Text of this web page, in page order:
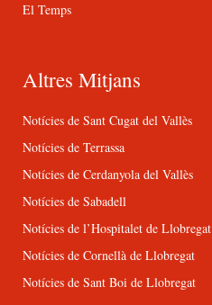
El Temps
Altres Mitjans
Notícies de Sant Cugat del Vallès
Notícies de Terrassa
Notícies de Cerdanyola del Vallès
Notícies de Sabadell
Notícies de l’Hospitalet de Llobregat
Notícies de Cornellà de Llobregat
Notícies de Sant Boi de Llobregat